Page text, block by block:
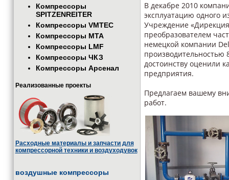
Компрессоры
SPITZENREITER
Компрессоры VMTEC
Компрессоры MTA
Компрессоры LMF
Компрессоры ЧКЗ
Компрессоры Арсенал
Реализованные проекты
Расходные материалы и запчасти для
компрессорной техники и воздуходувок
воздушные компрессоры
В декабре 2010
эксплуатацию одного
Учреждение «Дирекция
преобразователем
немецкой компании
производительностью
достоинству оценили
предприятия.
Предлагаем вашему
работ.